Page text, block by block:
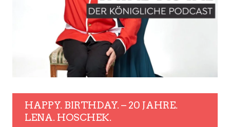
HAPPY. BIRTHDAY. – 20 JAHRE.
LENA. HOSCHEK.